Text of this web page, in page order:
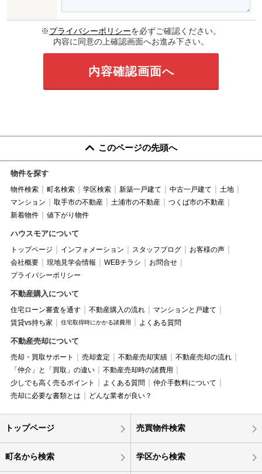
※プライバシーポリシーを必ずご確認ください。
内容に同意の上確認画面へお進み下さい。
このページの先頭へ
物件を探す
物件検索 町名検索 学区検索 新築一戸建て 中古一戸建て
土地
マンション
取手市の不動産 土浦市の不動産
つくば市の不動産
新着物件
値下がり物件
ハウスモアについて
トップページ インフォメーション スタッフブログ
お客様の声
会社概要
現地見学会情報 WEBチラシ
お問合せ
プライバシーポリシー
不動産購入について
住宅ローン審査を通す 不動産購入の流れ
マンションと戸建て
賃貸vs持ち家
住宅取得時にかかる諸費用 よくある質問
不動産売却について
売却・買取サポート 売却査定 不動産売却実績
不動産売却の流れ
「仲介」と「買取」の違い
不動産売却時の諸費用
少しでも高く売るポイント
よくある質問
仲介手数料について
売却に必要な書類とは
どんな業者が良い？
トップページ 売買物件検索
町名から検索 学区から検索